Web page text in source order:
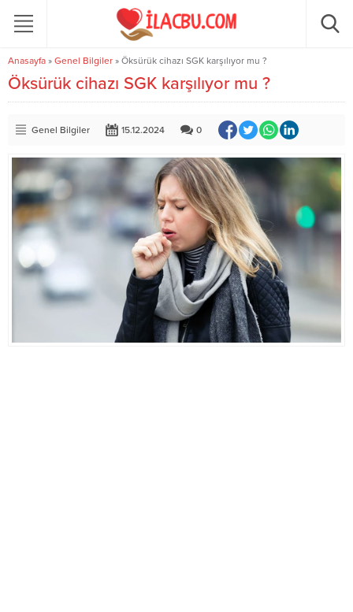
Anasayfa » Genel Bilgiler » Öksürük cihazı SGK karşılıyor mu ?
Öksürük cihazı SGK karşılıyor mu ?
Genel Bilgiler 15.12.2024 0